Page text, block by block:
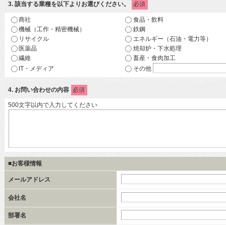
3. 該当する業種を以下よりお選びください。 必須
商社
食品・飲料
機械（工作・精密機械）
鉄鋼
リサイクル
エネルギー（石油・電力等）
医薬品
焼却炉・下水処理
繊維
畜産・食肉加工
IT・メディア
その他
4. お問い合わせの内容 必須
500文字以内で入力してください
■お客様情報
メールアドレス
会社名
部署名